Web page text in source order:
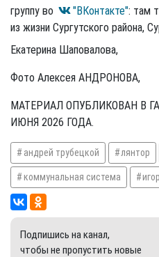
группу во
"ВКонтакте": там
из жизни Сургутского района,
Екатерина Шаповалова,
Фото Алексея АНДРОНОВА,
МАТЕРИАЛ ОПУБЛИКОВАН В
ИЮНЯ 2026 ГОДА.
андрей трубецкой лянтор
коммунальная система
Подпишись на канал,
чтобы не пропустить новые